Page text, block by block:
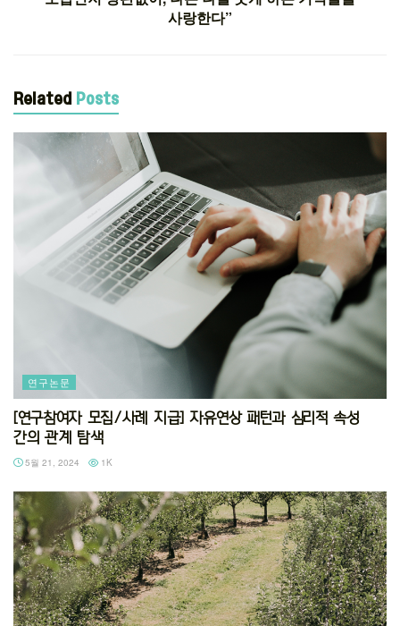
사랑한다”
Related Posts
연구논문
[연구참여자 모집/사례 지급] 자유연상 패턴과 심리적 속성
간의 관계 탐색
5월 21, 2024 1K